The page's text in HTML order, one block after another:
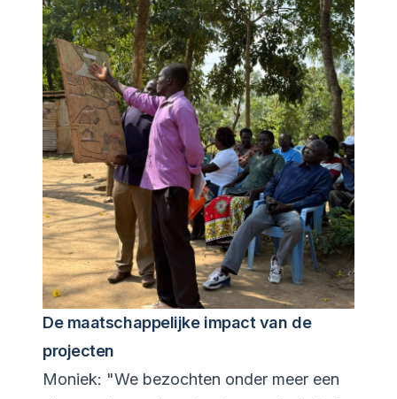
De maatschappelijke impact van de
projecten
Moniek: "We bezochten onder meer een